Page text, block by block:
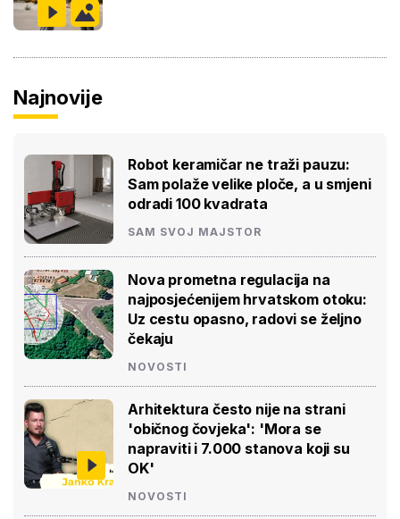
Najnovije
Robot keramičar ne traži pauzu:
Sam polaže velike ploče, a u smjeni
odradi 100 kvadrata
SAM SVOJ MAJSTOR
Nova prometna regulacija na
najposjećenijem hrvatskom otoku:
Uz cestu opasno, radovi se željno
čekaju
NOVOSTI
Arhitektura često nije na strani
'običnog čovjeka': 'Mora se
napraviti i 7.000 stanova koji su
OK'
NOVOSTI